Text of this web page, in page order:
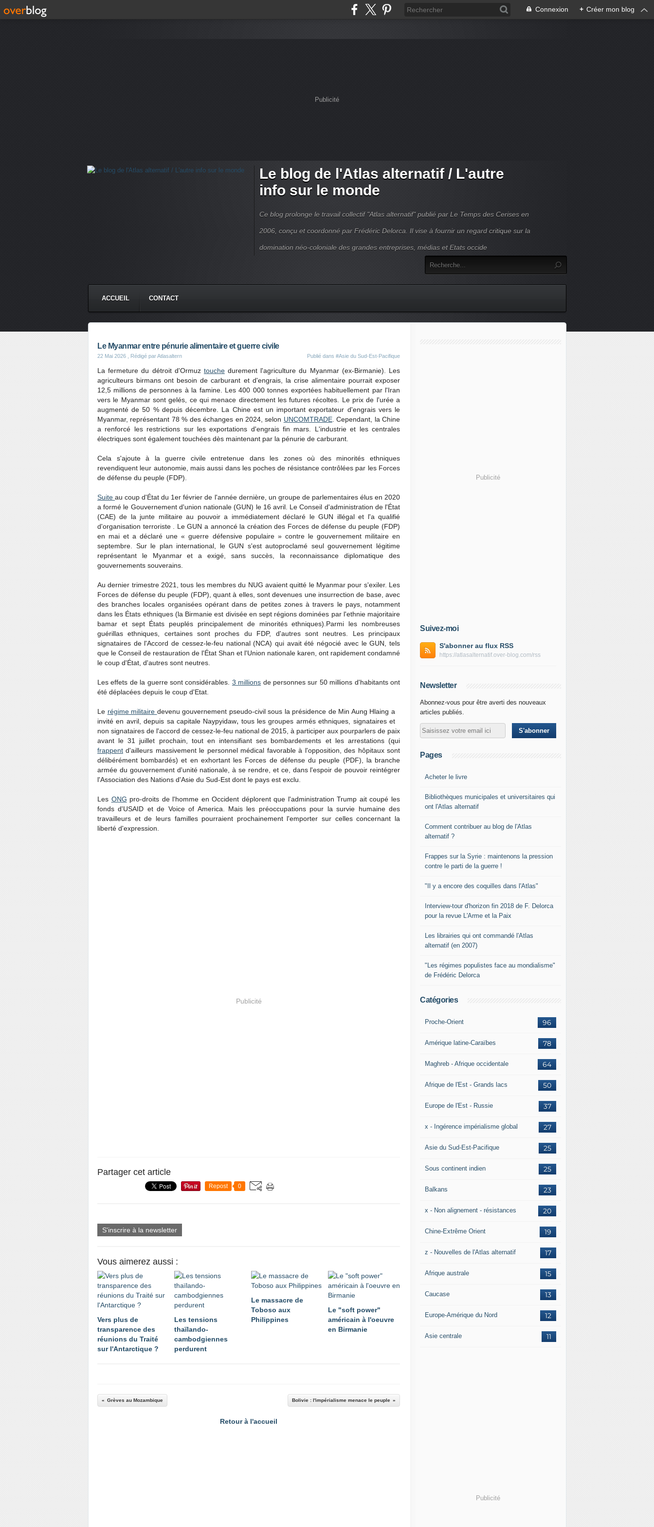
Connexion + Créer mon blog
Publicité
Le blog de l'Atlas alternatif / L'autre
info sur le monde
Ce blog prolonge le travail collectif "Atlas alternatif" publié par Le Temps des Cerises en
2006, conçu et coordonné par Frédéric Delorca. Il vise à fournir un regard critique sur la
domination néo-coloniale des grandes entreprises, médias et Etats occide
ACCUEIL CONTACT
Le Myanmar entre pénurie alimentaire et guerre civile
22 Mai 2026 , Rédigé par Atlasaltern Publié dans #Asie du Sud-Est-Pacifique
La fermeture du détroit d'Ormuz touchedurement l'agriculture du Myanmar (ex-Birmanie). Les
agriculteurs birmans ont besoin de carburant et d'engrais, la crise alimentaire pourrait exposer
12,5 millions de personnes à la famine. Les 400 000 tonnes exportées habituellement par l'Iran
vers le Myanmar sont gelés, ce qui menace directement les futures récoltes. Le prix de l'urée a
augmenté de 50 % depuis décembre. La Chine est un important exportateur d'engrais vers le
Myanmar, représentant 78 % des échanges en 2024, selon UNCOMTRADE. Cependant, la Chine
a renforcé les restrictions sur les exportations d'engrais fin mars. L'industrie et les centrales
électriques sont également touchées dès maintenant par la pénurie de carburant.
Cela s'ajoute à la guerre civile entretenue dans les zones où des minorités ethniques
revendiquent leur autonomie, mais aussi dans les poches de résistance contrôlées par les Forces
de défense du peuple (FDP).
Suiteau coup d'État du 1er février de l'année dernière, un groupe de parlementaires élus en 2020
a formé le Gouvernement d'union nationale (GUN) le 16 avril. Le Conseil d'administration de l'État
(CAE) de la junte militaire au pouvoir a immédiatement déclaré le GUN illégal et l'a qualifié
d'organisation terroriste . Le GUN a annoncé la création des Forces de défense du peuple (FDP)
en mai et a déclaré une « guerre défensive populaire » contre le gouvernement militaire en
septembre. Sur le plan international, le GUN s'est autoproclamé seul gouvernement légitime
représentant le Myanmar et a exigé, sans succès, la reconnaissance diplomatique des
gouvernements souverains.
Au dernier trimestre 2021, tous les membres du NUG avaient quitté le Myanmar pour s'exiler. Les
Forces de défense du peuple (FDP), quant à elles, sont devenues une insurrection de base, avec
des branches locales organisées opérant dans de petites zones à travers le pays, notamment
dans les États ethniques (la Birmanie est divisée en sept régions dominées par l'ethnie majoritaire
bamar et sept États peuplés principalement de minorités ethniques).Parmi les nombreuses
guérillas ethniques, certaines sont proches du FDP, d'autres sont neutres. Les principaux
signataires de l'Accord de cessez-le-feu national (NCA) qui avait été négocié avec le GUN, tels
que le Conseil de restauration de l'État Shan et l'Union nationale karen, ont rapidement condamné
le coup d'État, d'autres sont neutres.
Les effets de la guerre sont considérables. 3 millions de personnes sur 50 millions d'habitants ont
été déplacées depuis le coup d'Etat.
Le régime militaire devenu gouvernement pseudo-civil sous la présidence de Min Aung Hlaing a
invité en avril, depuis sa capitale Naypyidaw, tous les groupes armés ethniques, signataires et
non signataires de l'accord de cessez-le-feu national de 2015, à participer aux pourparlers de paix
avant le 31 juillet prochain, tout en intensifiant ses bombardements et les arrestations (qui
frappent d'ailleurs massivement le personnel médical favorable à l'opposition, des hôpitaux sont
délibérément bombardés) et en exhortant les Forces de défense du peuple (PDF), la branche
armée du gouvernement d'unité nationale, à se rendre, et ce, dans l'espoir de pouvoir reintégrer
l'Association des Nations d'Asie du Sud-Est dont le pays est exclu.
Les ONG pro-droits de l'homme en Occident déplorent que l'administration Trump ait coupé les
fonds d'USAID et de Voice of America. Mais les préoccupations pour la survie humaine des
travailleurs et de leurs familles pourraient prochainement l'emporter sur celles concernant la
liberté d'expression.
Publicité
Partager cet article
Repost 0
S'inscrire à la newsletter
Vous aimerez aussi :
Vers plus de
transparence des
réunions du Traité
sur l'Antarctique ?
Les tensions
thaïlando-
cambodgiennes
perdurent
Le massacre de
Toboso aux
Philippines
Le "soft power"
américain à l'oeuvre
en Birmanie
Grèves au Mozambique Bolivie : l'impérialisme menace le peuple
Retour à l'accueil
Publicité
Suivez-moi
S'abonner au flux RSS
https://atlasalternatif.over-blog.com/rss
Newsletter
Abonnez-vous pour être averti des nouveaux
articles publiés.
Pages
Acheter le livre
Bibliothèques municipales et universitaires qui
ont l'Atlas alternatif
Comment contribuer au blog de l'Atlas
alternatif ?
Frappes sur la Syrie : maintenons la pression
contre le parti de la guerre !
"Il y a encore des coquilles dans l'Atlas"
Interview-tour d'horizon fin 2018 de F. Delorca
pour la revue L'Arme et la Paix
Les librairies qui ont commandé l'Atlas
alternatif (en 2007)
"Les régimes populistes face au mondialisme"
de Frédéric Delorca
Catégories
96
Proche-Orient
78
Amérique latine-Caraïbes
64
Maghreb - Afrique occidentale
50
Afrique de l'Est - Grands lacs
37
Europe de l'Est - Russie
27
x - Ingérence impérialisme global
25
Asie du Sud-Est-Pacifique
25
Sous continent indien
23
Balkans
20
x - Non alignement - résistances
19
Chine-Extrême Orient
17
z - Nouvelles de l'Atlas alternatif
15
Afrique australe
13
Caucase
12
Europe-Amérique du Nord
11
Asie centrale
Publicité